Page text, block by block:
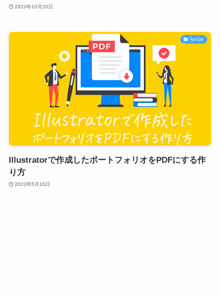
2023年10月20日
Adobe
Illustratorで作成したポートフォリオをPDFにする作
り方
2023年5月16日